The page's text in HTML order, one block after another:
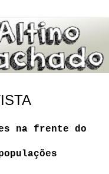
na frente do